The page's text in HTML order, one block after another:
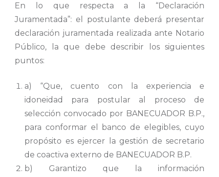
En lo que respecta a la “Declaración
Juramentada”: el postulante deberá presentar
declaración juramentada realizada ante Notario
Público, la que debe describir los siguientes
puntos:
a) “Que, cuento con la experiencia e
idoneidad para postular al proceso de
selección convocado por BANECUADOR B.P.,
para conformar el banco de elegibles, cuyo
propósito es ejercer la gestión de secretario
de coactiva externo de BANECUADOR B.P.
b) Garantizo que la información